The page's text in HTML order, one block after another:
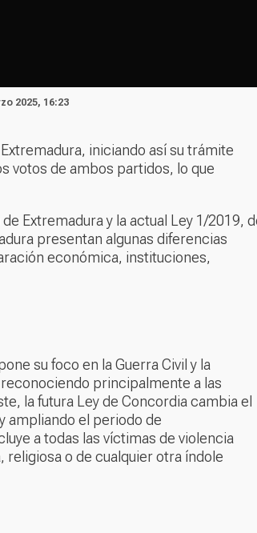
2025, 16:23
iniciando así su trámite
votos de ambos partidos, lo que
Extremadura y la actual Ley 1/2019,
presentan algunas diferencias
económica, instituciones,
su foco en la Guerra Civil y la
principalmente a las
la futura Ley de Concordia cambia el
ampliando el periodo de
a todas las víctimas de violencia
o de cualquier otra índole